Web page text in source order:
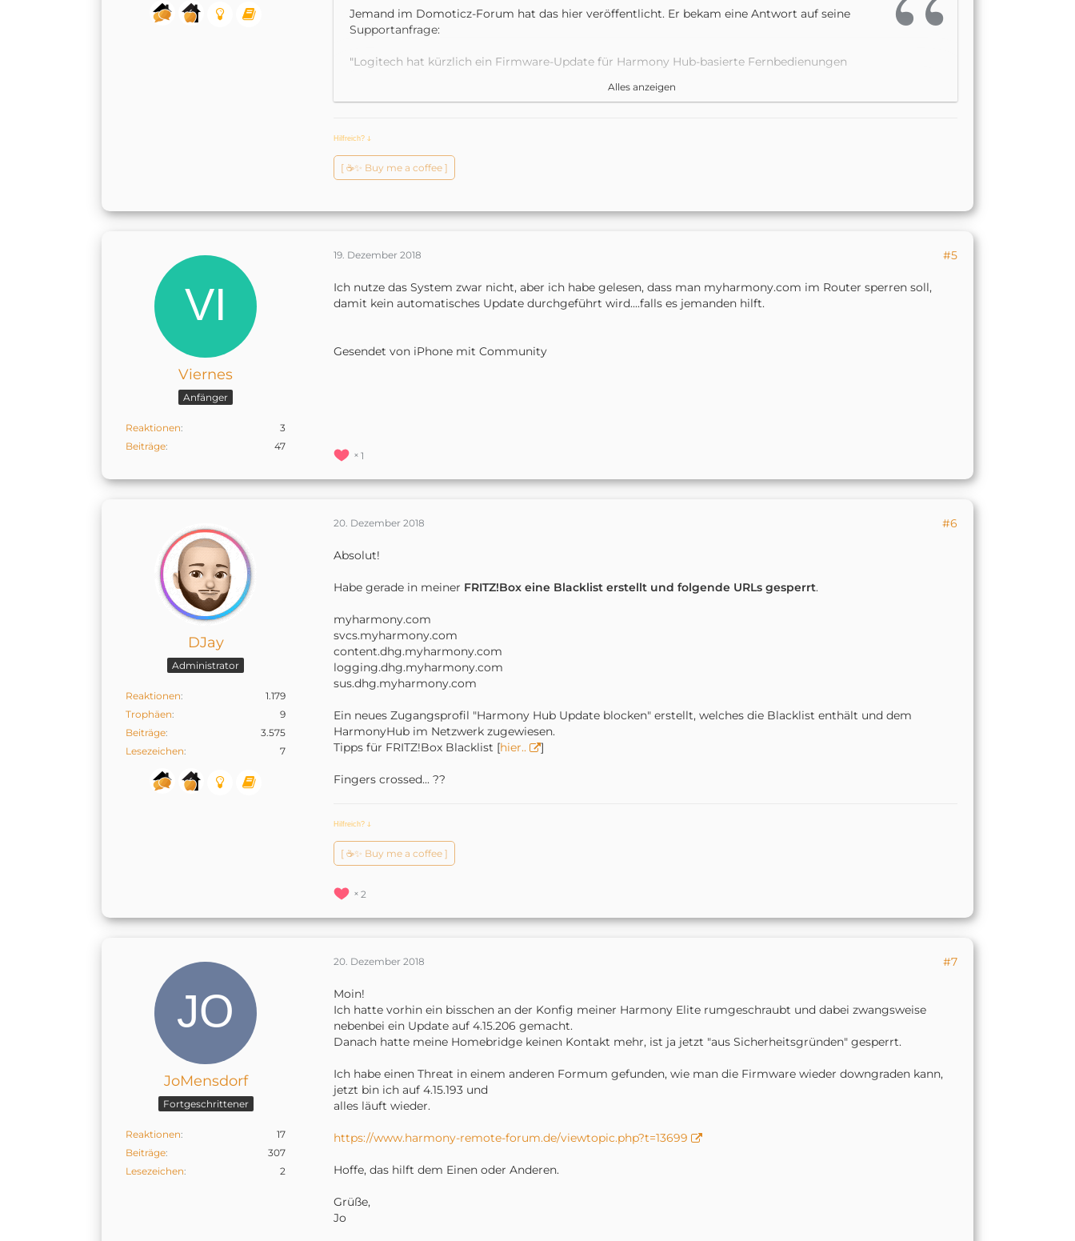
Jemand im Domoticz-Forum hat das hier veröffentlicht. Er bekam eine Antwort auf seine
Supportanfrage:
"Logitech hat kürzlich ein Firmware-Update für Harmony Hub-basierte Fernbedienungen
Cybersicherheitsfirma eines Drittanbieters hingewiesen wurden. Logitech nimmt die
Letzte Woche haben wir mit der Einführung dieses Updates begonnen. Wir sind uns bewusst,
dass einige Kunden, die undokumentierte Harmony-APIs für die lokale Heimsteuerung
bedauerlich, dass Kunden, die diese nicht unterstützten Funktionen nutzen, von diesem Fix
unsere Priorität.
Wir empfehlen unseren Kunden, auf die neueste Firmware, Version 4.15.206, zu aktualisieren. In
diesem Artikel finden Sie ausführliche Anweisungen zum Überprüfen und Aktualisieren Ihrer
*Zu den Produkten auf Nabenbasis gehören: Harmony Elite, Harmony Pro, Harmony Home
zu aktivieren."
Alles anzeigen
Hilfreich? ↆ
[ ☕️✨ Buy me a coffee ]
Viernes
Anfänger
Reaktionen
3
Beiträge
47
19. Dezember 2018 #5
Ich nutze das System zwar nicht, aber ich habe gelesen, dass man myharmony.com im Router sperren soll,
damit kein automatisches Update durchgeführt wird....falls es jemanden hilft.
Gesendet von iPhone mit Community
1
DJay
Administrator
Reaktionen
1.179
Trophäen
9
Beiträge
3.575
Lesezeichen
7
20. Dezember 2018 #6
Absolut!
Habe gerade in meiner FRITZ!Box eine Blacklist erstellt und folgende URLs gesperrt.
myharmony.com
svcs.myharmony.com
content.dhg.myharmony.com
logging.dhg.myharmony.com
sus.dhg.myharmony.com
Ein neues Zugangsprofil "Harmony Hub Update blocken" erstellt, welches die Blacklist enthält und dem
HarmonyHub im Netzwerk zugewiesen.
Tipps für FRITZ!Box Blacklist [hier.. ]
Fingers crossed... ??
Hilfreich? ↆ
[ ☕️✨ Buy me a coffee ]
2
JoMensdorf
Fortgeschrittener
Reaktionen
17
Beiträge
307
Lesezeichen
2
20. Dezember 2018 #7
Moin!
Ich hatte vorhin ein bisschen an der Konfig meiner Harmony Elite rumgeschraubt und dabei zwangsweise
nebenbei ein Update auf 4.15.206 gemacht.
Danach hatte meine Homebridge keinen Kontakt mehr, ist ja jetzt "aus Sicherheitsgründen" gesperrt.
Ich habe einen Threat in einem anderen Formum gefunden, wie man die Firmware wieder downgraden kann,
jetzt bin ich auf 4.15.193 und
alles läuft wieder.
https://www.harmony-remote-forum.de/viewtopic.php?t=13699
Hoffe, das hilft dem Einen oder Anderen.
Grüße,
Jo